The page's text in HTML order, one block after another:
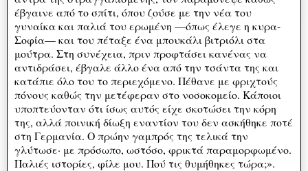
έβγαινε από το σπίτι, όπου ζούσε με την νέα του
γυναίκα και παλιά του ερωμένη —όπως έλεγε η κυρα-
Σοφία— και του πέταξε ένα μπουκάλι βιτριόλι στα
μούτρα. Στη συνέχεια, πριν προφτάσει κανένας να
αντιδράσει, έβγαλε άλλο ένα από την τσάντα της και
κατάπιε όλο του το περιεχόμενο. Πέθανε με φριχτούς
πόνους καθώς την μετέφεραν στο νοσοκομείο. Κάποιοι
υποπτεύονταν ότι ίσως αυτός είχε σκοτώσει την κόρη
της, αλλά ποινική δίωξη εναντίον του δεν ασκήθηκε ποτέ
στη Γερμανία. Ο πρώην γαμπρός της τελικά την
γλύτωσε· με πρόσωπο, ωστόσο, φρικτά παραμορφωμένο.
Παλιές ιστορίες, φίλε μου. Πού τις θυμήθηκες τώρα;».